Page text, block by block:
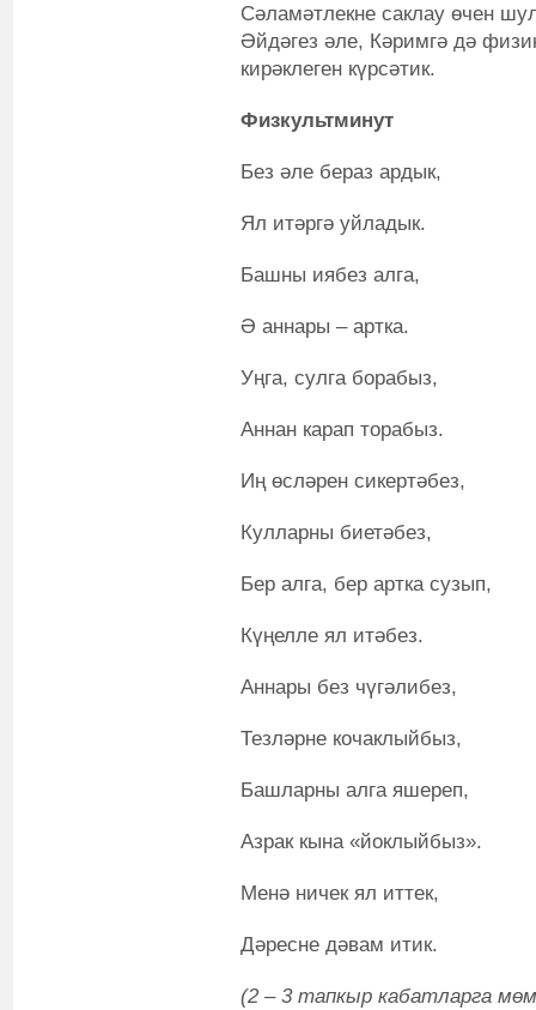
Сәламәтлекне саклау өчен
Әйдәгез әле, Кәримгә дә
кирәклеген күрсәтик.
Физкультминут
Без әле бераз ардык,
Ял итәргә уйладык.
Башны иябез алга,
Ә аннары – артка.
Уңга, сулга борабыз,
Аннан карап торабыз.
Иң өсләрен сикертәбез,
Кулларны биетәбез,
Бер алга, бер артка сузып,
Күңелле ял итәбез.
Аннары без чүгәлибез,
Тезләрне кочаклыйбыз,
Башларны алга яшереп,
Азрак кына «йоклыйбыз».
Менә ничек ял иттек,
Дәресне дәвам итик.
(2 – 3 тапкыр кабатларга